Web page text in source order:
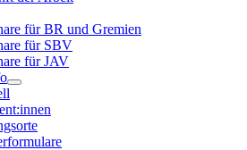
für BR und Gremien
für SBV
für JAV